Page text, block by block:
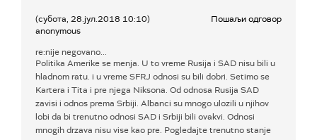
(субота, 28.јул.2018 10:10)
anonymous
Пошаљи одговор
re:nije negovano...
Politika Amerike se menja. U to vreme Rusija i SAD nisu bili u
hladnom ratu. i u vreme SFRJ odnosi su bili dobri. Setimo se
Kartera i Tita i pre njega Niksona. Od odnosa Rusija SAD
zavisi i odnos prema Srbiji. Albanci su mnogo ulozili u njihov
lobi da bi trenutno odnosi SAD i Srbiji bili ovakvi. Odnosi
mnogih drzava nisu vise kao pre. Pogledajte trenutno stanje